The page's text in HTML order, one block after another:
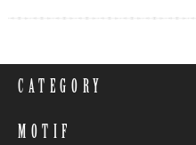
CATEGORY
MOTIF